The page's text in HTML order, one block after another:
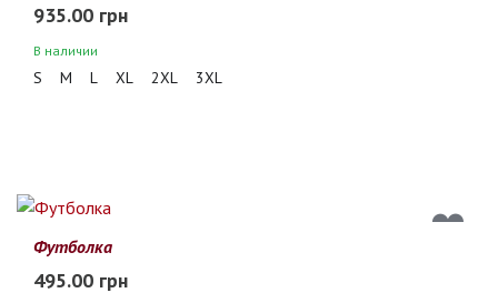
935.00 грн
В наличии
S M L XL 2XL 3XL
Футболка
495.00 грн